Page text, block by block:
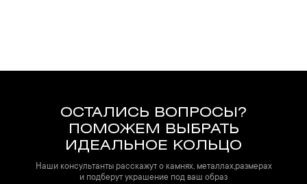
ОСТАЛИСЬ ВОПРОСЫ?
ПОМОЖЕМ ВЫБРАТЬ
ИДЕАЛЬНОЕ КОЛЬЦО
Наши консультанты расскажут о камнях, металлах,размерах
и подберут украшение под ваш образ